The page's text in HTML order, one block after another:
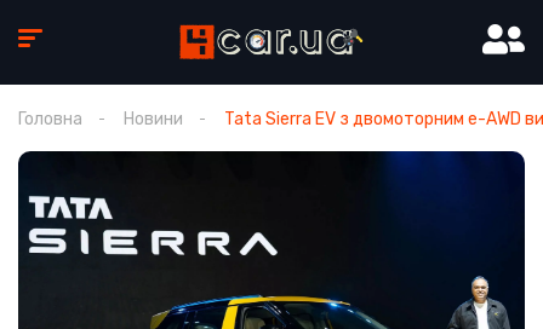
Головна Новини Tata Sierra EV з двомоторним e-AWD